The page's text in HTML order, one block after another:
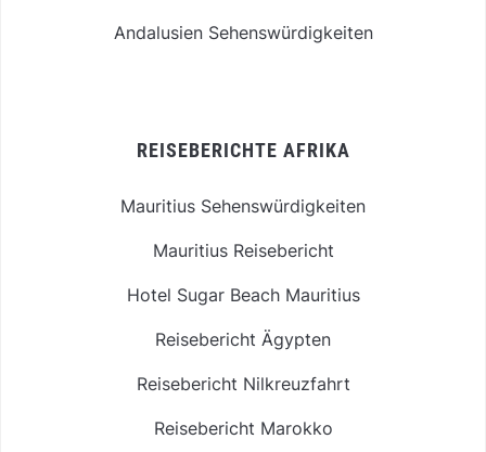
Andalusien Sehenswürdigkeiten
REISEBERICHTE AFRIKA
Mauritius Sehenswürdigkeiten
Mauritius Reisebericht
Hotel Sugar Beach Mauritius
Reisebericht Ägypten
Reisebericht Nilkreuzfahrt
Reisebericht Marokko